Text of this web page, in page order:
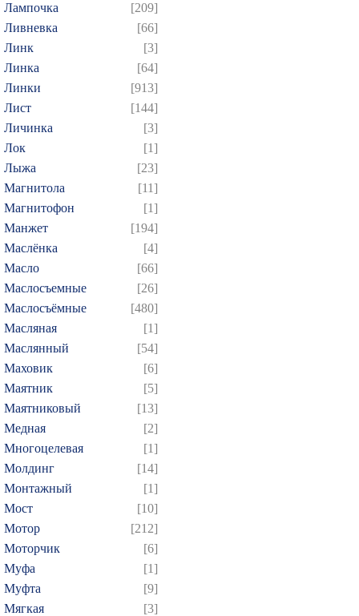
Лампочка
[209]
Ливневка
[66]
Линк
[3]
Линка
[64]
Линки
[913]
Лист
[144]
Личинка
[3]
Лок
[1]
Лыжа
[23]
Магнитола
[11]
Магнитофон
[1]
Манжет
[194]
Маслёнка
[4]
Масло
[66]
Маслосъемные
[26]
Маслосъёмные
[480]
Масляная
[1]
Маслянный
[54]
Маховик
[6]
Маятник
[5]
Маятниковый
[13]
Медная
[2]
Многоцелевая
[1]
Молдинг
[14]
Монтажный
[1]
Мост
[10]
Мотор
[212]
Моторчик
[6]
Муфа
[1]
Муфта
[9]
Мягкая
[3]